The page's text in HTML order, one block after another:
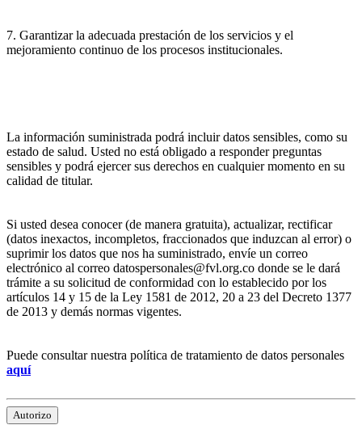
7. Garantizar la adecuada prestación de los servicios y el
mejoramiento continuo de los procesos institucionales.
La información suministrada podrá incluir datos sensibles, como su
estado de salud. Usted no está obligado a responder preguntas
sensibles y podrá ejercer sus derechos en cualquier momento en su
calidad de titular.
Si usted desea conocer (de manera gratuita), actualizar, rectificar
(datos inexactos, incompletos, fraccionados que induzcan al error) o
suprimir los datos que nos ha suministrado, envíe un correo
electrónico al correo datospersonales@fvl.org.co donde se le dará
trámite a su solicitud de conformidad con lo establecido por los
artículos 14 y 15 de la Ley 1581 de 2012, 20 a 23 del Decreto 1377
de 2013 y demás normas vigentes.
Puede consultar nuestra política de tratamiento de datos personales
aquí
Autorizo